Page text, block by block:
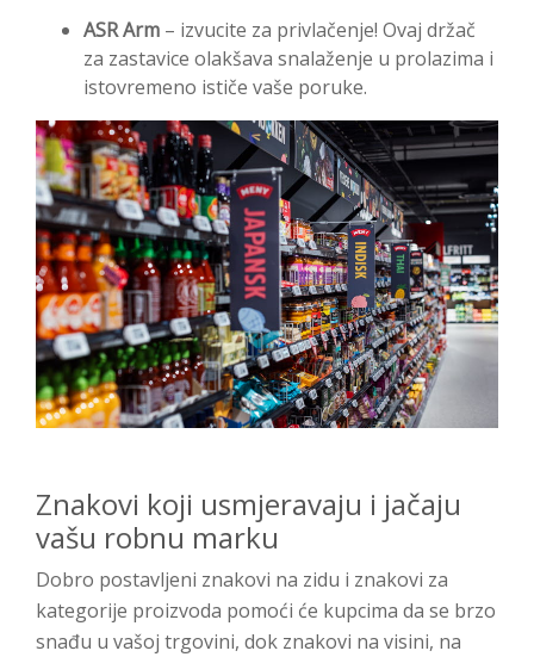
ASR Arm – izvucite za privlačenje! Ovaj držač
za zastavice olakšava snalaženje u prolazima i
istovremeno ističe vaše poruke.
Znakovi koji usmjeravaju i jačaju
vašu robnu marku
Dobro postavljeni znakovi na zidu i znakovi za
kategorije proizvoda pomoći će kupcima da se brzo
snađu u vašoj trgovini, dok znakovi na visini, na